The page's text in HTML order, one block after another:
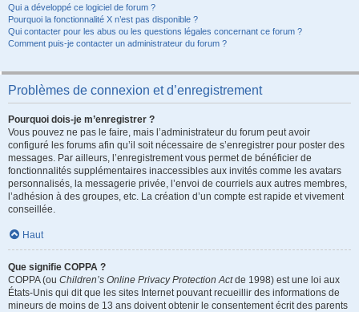
Qui a développé ce logiciel de forum ?
Pourquoi la fonctionnalité X n’est pas disponible ?
Qui contacter pour les abus ou les questions légales concernant ce forum ?
Comment puis-je contacter un administrateur du forum ?
Problèmes de connexion et d’enregistrement
Pourquoi dois-je m’enregistrer ?
Vous pouvez ne pas le faire, mais l’administrateur du forum peut avoir
configuré les forums afin qu’il soit nécessaire de s’enregistrer pour poster des
messages. Par ailleurs, l’enregistrement vous permet de bénéficier de
fonctionnalités supplémentaires inaccessibles aux invités comme les avatars
personnalisés, la messagerie privée, l’envoi de courriels aux autres membres,
l’adhésion à des groupes, etc. La création d’un compte est rapide et vivement
conseillée.
Haut
Que signifie COPPA ?
COPPA (ou Children’s Online Privacy Protection Actde 1998) est une loi aux
États-Unis qui dit que les sites Internet pouvant recueillir des informations de
mineurs de moins de 13 ans doivent obtenir le consentement écrit des parents